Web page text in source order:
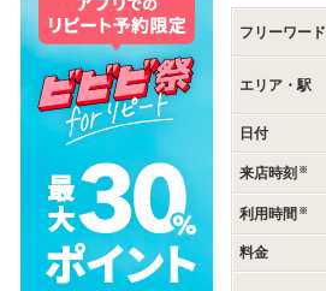
フリーワード
エリア・駅
日付
来店時刻
利用時間
料金